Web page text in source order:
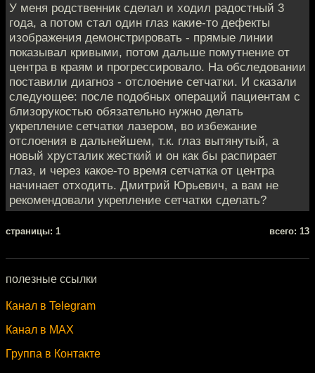
У меня родственник сделал и ходил радостный 3
года, а потом стал один глаз какие-то дефекты
изображения демонстрировать - прямые линии
показывал кривыми, потом дальше помутнение от
центра в краям и прогрессировало. На обследовании
поставили диагноз - отслоение сетчатки. И сказали
следующее: после подобных операций пациентам с
близорукостью обязательно нужно делать
укрепление сетчатки лазером, во избежание
отслоения в дальнейшем, т.к. глаз вытянутый, а
новый хрусталик жесткий и он как бы распирает
глаз, и через какое-то время сетчатка от центра
начинает отходить. Дмитрий Юрьевич, а вам не
рекомендовали укрепление сетчатки сделать?
cтраницы: 1 всего: 13
полезные ссылки
Канал в Telegram
Канал в MAX
Группа в Контакте